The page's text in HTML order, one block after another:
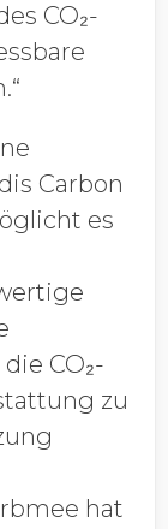
CO₂-
Carbon
es
CO₂-
zu
hat